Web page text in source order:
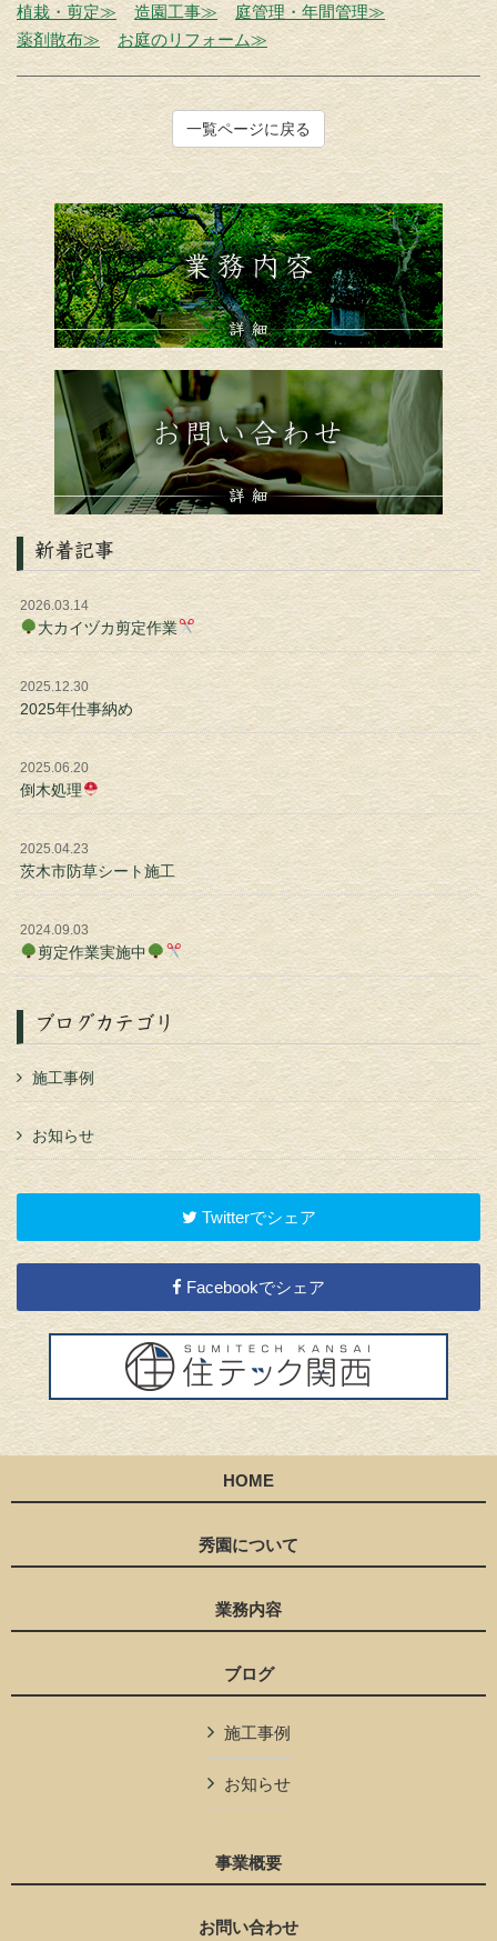
植栽・剪定≫ 造園工事≫
庭管理・年間管理≫
薬剤散布≫
お庭のリフォーム≫
一覧ページに戻る
新着記事
2026.03.14
大カイヅカ剪定作業
2025.12.30
2025年仕事納め
2025.06.20
倒木処理
2025.04.23
茨木市防草シート施工
2024.09.03
剪定作業実施中
ブログカテゴリ
施工事例
お知らせ
Twitterでシェア
Facebookでシェア
HOME
秀園について
業務内容
ブログ
施工事例
お知らせ
事業概要
お問い合わせ